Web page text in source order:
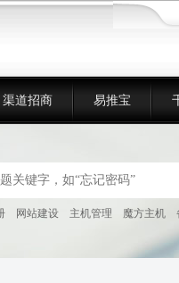
渠道招商 易推宝
网站建设 主机管理 魔方主机